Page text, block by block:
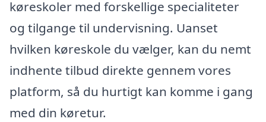
køreskoler med forskellige specialiteter
og tilgange til undervisning. Uanset
hvilken køreskole du vælger, kan du nemt
indhente tilbud direkte gennem vores
platform, så du hurtigt kan komme i gang
med din køretur.